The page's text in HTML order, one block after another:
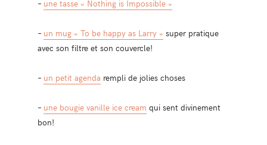
– une tasse « Nothing is Impossible »
– un mug « To be happy as Larry » super pratique
avec son filtre et son couvercle!
– un petit agenda rempli de jolies choses
– une bougie vanille ice cream qui sent divinement
bon!